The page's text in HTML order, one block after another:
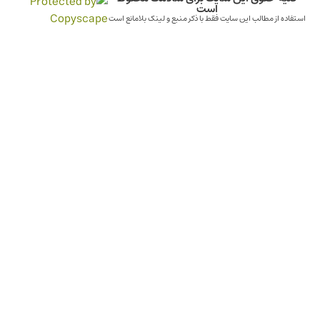
است
استفاده از مطالب این سایت فقط با ذکر منبع و لینک بلامانع است